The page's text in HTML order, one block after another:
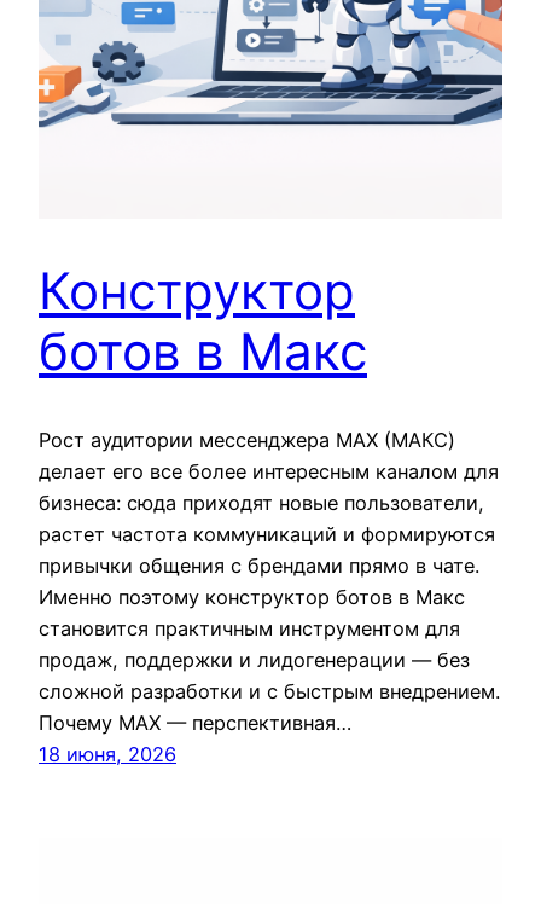
Конструктор
ботов в Макс
Рост аудитории мессенджера MAX (МАКС)
делает его все более интересным каналом для
бизнеса: сюда приходят новые пользователи,
растет частота коммуникаций и формируются
привычки общения с брендами прямо в чате.
Именно поэтому конструктор ботов в Макс
становится практичным инструментом для
продаж, поддержки и лидогенерации — без
сложной разработки и с быстрым внедрением.
Почему MAX — перспективная…
18 июня, 2026